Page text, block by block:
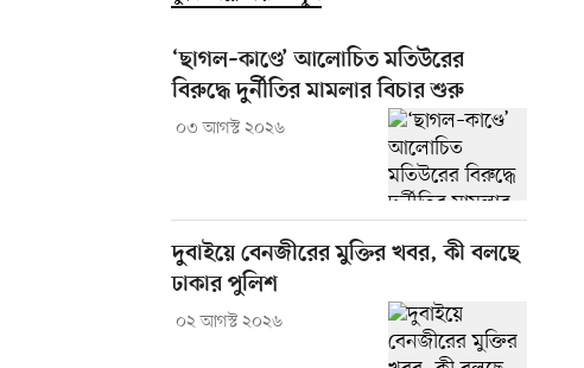
‘ছাগল–কাণ্ডে’ আলোচিত মতিউরের
বিরুদ্ধে দুর্নীতির মামলার বিচার শুরু
০৩ আগস্ট ২০২৬
দুবাইয়ে বেনজীরের মুক্তির খবর, কী বলছে
ঢাকার পুলিশ
০২ আগস্ট ২০২৬